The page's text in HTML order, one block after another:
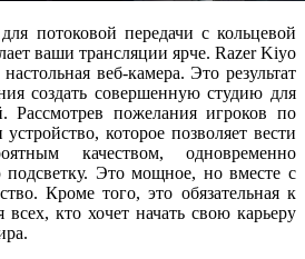
потоковой передачи с кольцевой
ваши трансляции ярче. Razer Kiyo
веб-камера. Это результат
создать совершенную студию для
Рассмотрев пожелания игроков по
которое позволяет вести
качеством, одновременно
подсветку. Это мощное, но вместе с
Кроме того, это обязательная к
кто хочет начать свою карьеру